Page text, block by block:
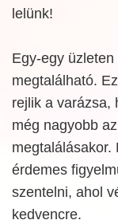
lelünk!
Egy-egy
megtalálható.
rejlik a varázsa,
még nagyobb
megtalálásakor.
érdemes
szentelni, ahol
kedvencre.